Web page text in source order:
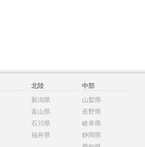
北陸
新潟県
富山県
石川県
福井県
中部
山梨県
長野県
岐阜県
静岡県